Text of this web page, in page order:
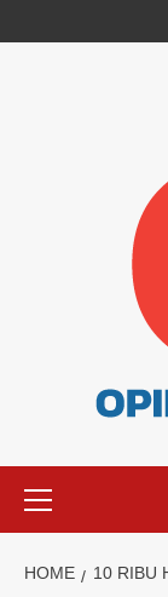
HOME 10 RIBU